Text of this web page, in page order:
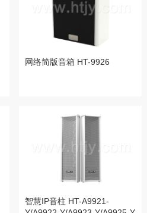
网络简版音箱 HT-9926
智慧IP音柱 HT-A9921-